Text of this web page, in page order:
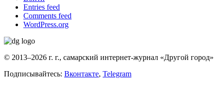
Entries feed
Comments feed
WordPress.org
© 2013–2026 г. г., самарский интернет-журнал «Другой город»
Подписывайтесь: Вконтакте, Telegram